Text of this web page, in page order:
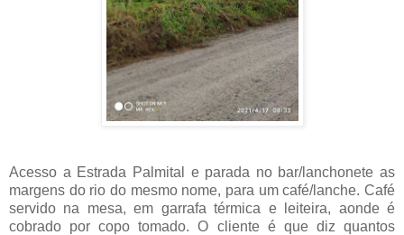
Acesso a Estrada Palmital e parada no bar/lanchonete as
margens do rio do mesmo nome, para um café/lanche. Café
servido na mesa, em garrafa térmica e leiteira, aonde é
cobrado por copo tomado. O cliente é que diz quantos